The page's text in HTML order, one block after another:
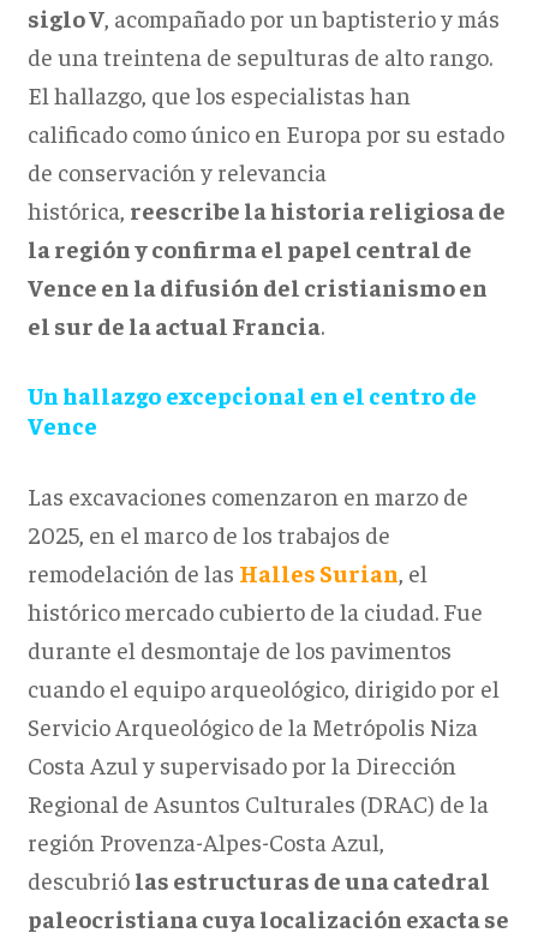
siglo V, acompañado por un baptisterio y más
de una treintena de sepulturas de alto rango.
El hallazgo, que los especialistas han
calificado como único en Europa por su estado
de conservación y relevancia
histórica, reescribe la historia religiosa de
la región y confirma el papel central de
Vence en la difusión del cristianismo en
el sur de la actual Francia.
Un hallazgo excepcional en el centro de
Vence
Las excavaciones comenzaron en marzo de
2025, en el marco de los trabajos de
remodelación de las Halles Surian , el
histórico mercado cubierto de la ciudad. Fue
durante el desmontaje de los pavimentos
cuando el equipo arqueológico, dirigido por el
Servicio Arqueológico de la Metrópolis Niza
Costa Azul y supervisado por la Dirección
Regional de Asuntos Culturales (DRAC) de la
región Provenza-Alpes-Costa Azul,
descubrió las estructuras de una catedral
paleocristiana cuya localización exacta se